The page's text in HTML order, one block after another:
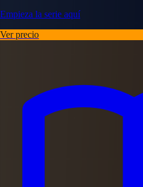
Empieza la serie aquí
Ver precio